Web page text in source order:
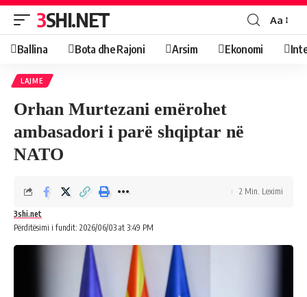
3SHI.NET Aa
Ballina Bota dhe Rajoni Arsim Ekonomi
LAJME
Orhan Murtezani emërohet
ambasadori i parë shqiptar në
NATO
Përditësimi i fundit: 2026/06/03 at 3:49 PM
3shi.net
2 Min. Leximi